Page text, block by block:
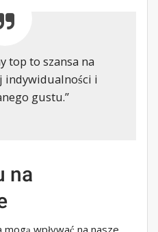
top to szansa na
indywidualności i
gustu.”
na